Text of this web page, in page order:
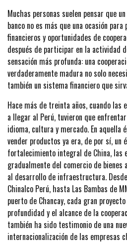
Muchas personas suelen pensar que
banco no es más que una ocasión
financieros y oportunidades de
después de participar en la actividad
sensación más profunda: una
verdaderamente madura no solo
también un sistema financiero que
Hace más de treinta años, cuando las
a llegar al Perú, tuvieron que
idioma, cultura y mercado. En aquella
vender productos ya era, de por sí, un
fortalecimiento integral de China, las
gradualmente del comercio de bienes
al desarrollo de infraestructura.
Chinalco Perú, hasta Las Bambas de
puerto de Chancay, cada gran
profundidad y el alcance de la
también ha sido testimonio de una
internacionalización de las empresas